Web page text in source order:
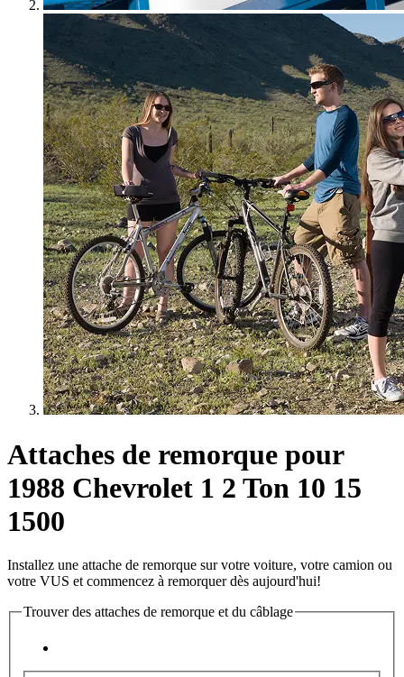
Attaches de remorque pour
1988 Chevrolet 1 2 Ton 10 15
1500
Installez une attache de remorque sur votre voiture, votre camion ou
votre VUS et commencez à remorquer dès aujourd'hui!
Trouver des attaches de remorque et du câblage